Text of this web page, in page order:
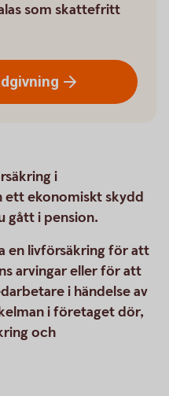
som skattefritt
i
ett ekonomiskt skydd
gått i pension.
en livförsäkring för att
arvingar eller för att
i händelse av
i företaget dör,
och